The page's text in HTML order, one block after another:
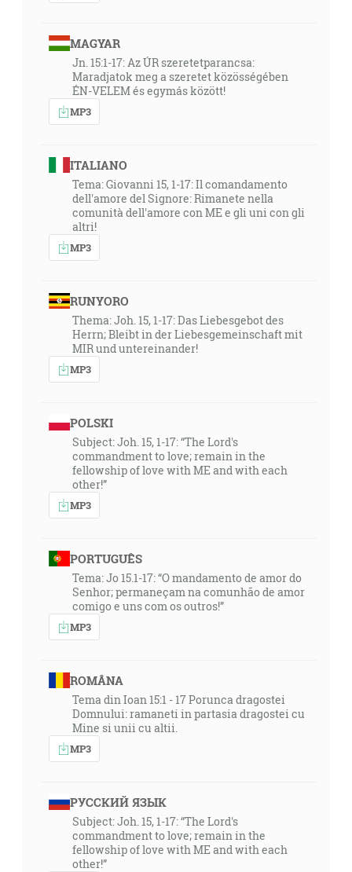
MAGYAR
Jn. 15:1-17: Az ÚR szeretetparancsa:
Maradjatok meg a szeretet közösségében
ÉN-VELEM és egymás között!
MP3
ITALIANO
Tema: Giovanni 15, 1-17: Il comandamento
dell'amore del Signore: Rimanete nella
comunità dell'amore con ME e gli uni con gli
altri!
MP3
RUNYORO
Thema: Joh. 15, 1-17: Das Liebesgebot des
Herrn; Bleibt in der Liebesgemeinschaft mit
MIR und untereinander!
MP3
POLSKI
Subject: Joh. 15, 1-17: “The Lord's
commandment to love; remain in the
fellowship of love with ME and with each
other!”
MP3
PORTUGUÊS
Tema: Jo 15.1-17: “O mandamento de amor do
Senhor; permaneçam na comunhão de amor
comigo e uns com os outros!”
MP3
ROMÂNA
Tema din Ioan 15:1 - 17 Porunca dragostei
Domnului: ramaneti in partasia dragostei cu
Mine si unii cu altii.
MP3
РУССКИЙ ЯЗЫК
Subject: Joh. 15, 1-17: “The Lord's
commandment to love; remain in the
fellowship of love with ME and with each
other!”